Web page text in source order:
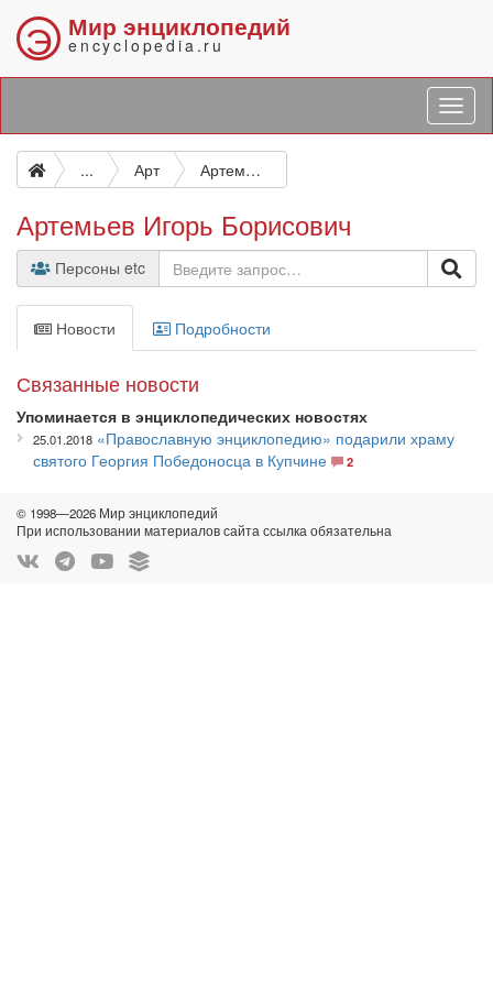
Э Мир энциклопедий
encyclopedia.ru
... Арт Артемьев Игорь Борисович
Артемьев Игорь Борисович
Персоны etc
Новости Подробности
Связанные новости
Упоминается в энциклопедических новостях
25.01.2018 «Православную энциклопедию» подарили храму
святого Георгия Победоносца в Купчине
2
© 1998—2026 Мир энциклопедий
При использовании материалов сайта ссылка обязательна